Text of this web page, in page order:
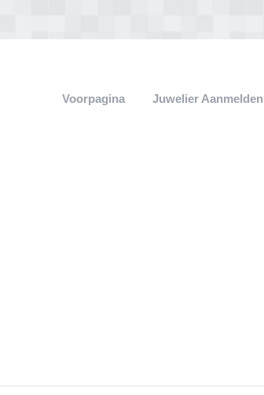
Voorpagina Juwelier Aanmelden